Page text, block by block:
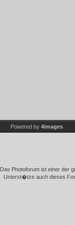
Powered by 4images
Das Photoforum ist einer der
Unterst�tze auch dieses